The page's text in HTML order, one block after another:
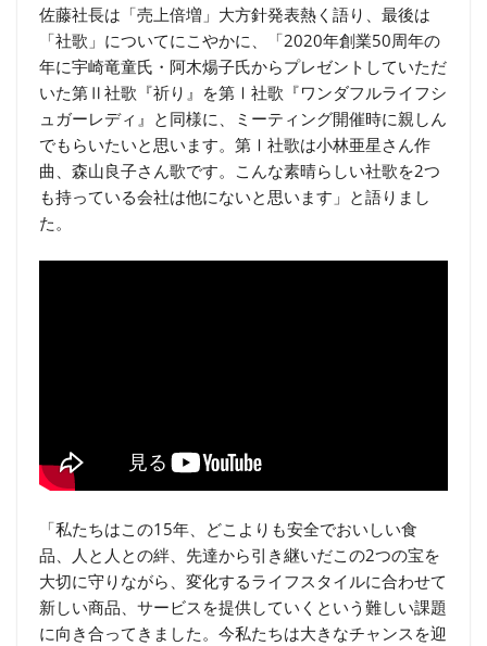
佐藤社長は「売上倍増」大方針発表熱く語り、最後は
「社歌」についてにこやかに、「2020年創業50周年の
年に宇崎竜童氏・阿木煬子氏からプレゼントしていただ
いた第Ⅱ社歌『祈り』を第Ⅰ社歌『ワンダフルライフシ
ュガーレディ』と同様に、ミーティング開催時に親しん
でもらいたいと思います。第Ⅰ社歌は小林亜星さん作
曲、森山良子さん歌です。こんな素晴らしい社歌を2つ
も持っている会社は他にないと思います」と語りまし
た。
「私たちはこの15年、どこよりも安全でおいしい食
品、人と人との絆、先達から引き継いだこの2つの宝を
大切に守りながら、変化するライフスタイルに合わせて
新しい商品、サービスを提供していくという難しい課題
に向き合ってきました。今私たちは大きなチャンスを迎